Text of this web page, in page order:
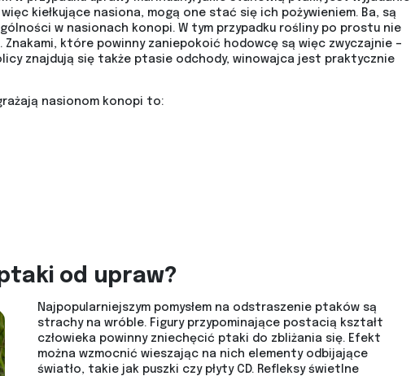
kiełkujące nasiona, mogą one stać się ich pożywieniem. Ba, są
w nasionach konopi. W tym przypadku rośliny po prostu nie
Znakami, które powinny zaniepokoić hodowcę są więc zwyczajnie –
znajdują się także ptasie odchody, winowajca jest praktycznie
nasionom konopi to:
od upraw?
Najpopularniejszym pomysłem na odstraszenie ptaków są
strachy na wróble. Figury przypominające postacią kształt
człowieka powinny zniechęcić ptaki do zbliżania się. Efekt
można wzmocnić wieszając na nich elementy odbijające
światło, takie jak puszki czy płyty CD. Refleksy świetlne